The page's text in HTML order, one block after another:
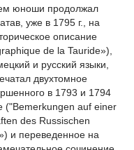
юноши продолжал
уже в 1795 г., на
описание
de la Tauride»),
и русский языки,
двухтомное
в 1793 и 1794
("Bemerkungen auf einer
des Russischen
и переведенное на